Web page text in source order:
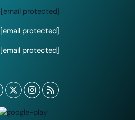
[email protected]
[email protected]
[email protected]